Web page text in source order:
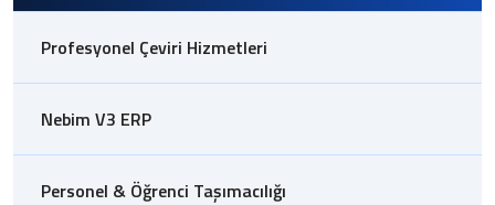
Profesyonel Çeviri Hizmetleri
Nebim V3 ERP
Personel & Öğrenci Taşımacılığı